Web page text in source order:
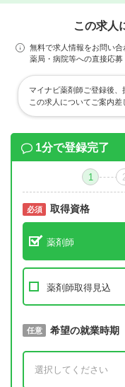
この求人
無料で求人情報をお問い合
薬局・病院等への直接応募
マイナビ薬剤師ご登録後、
この求人についてご案内差
1分で登録完了
1
必須 取得資格
薬剤師
薬剤師取得見込
必須 取得予定年
任意 希望の就業時期